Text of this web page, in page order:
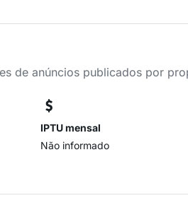
de anúncios publicados por
IPTU mensal
Não informado